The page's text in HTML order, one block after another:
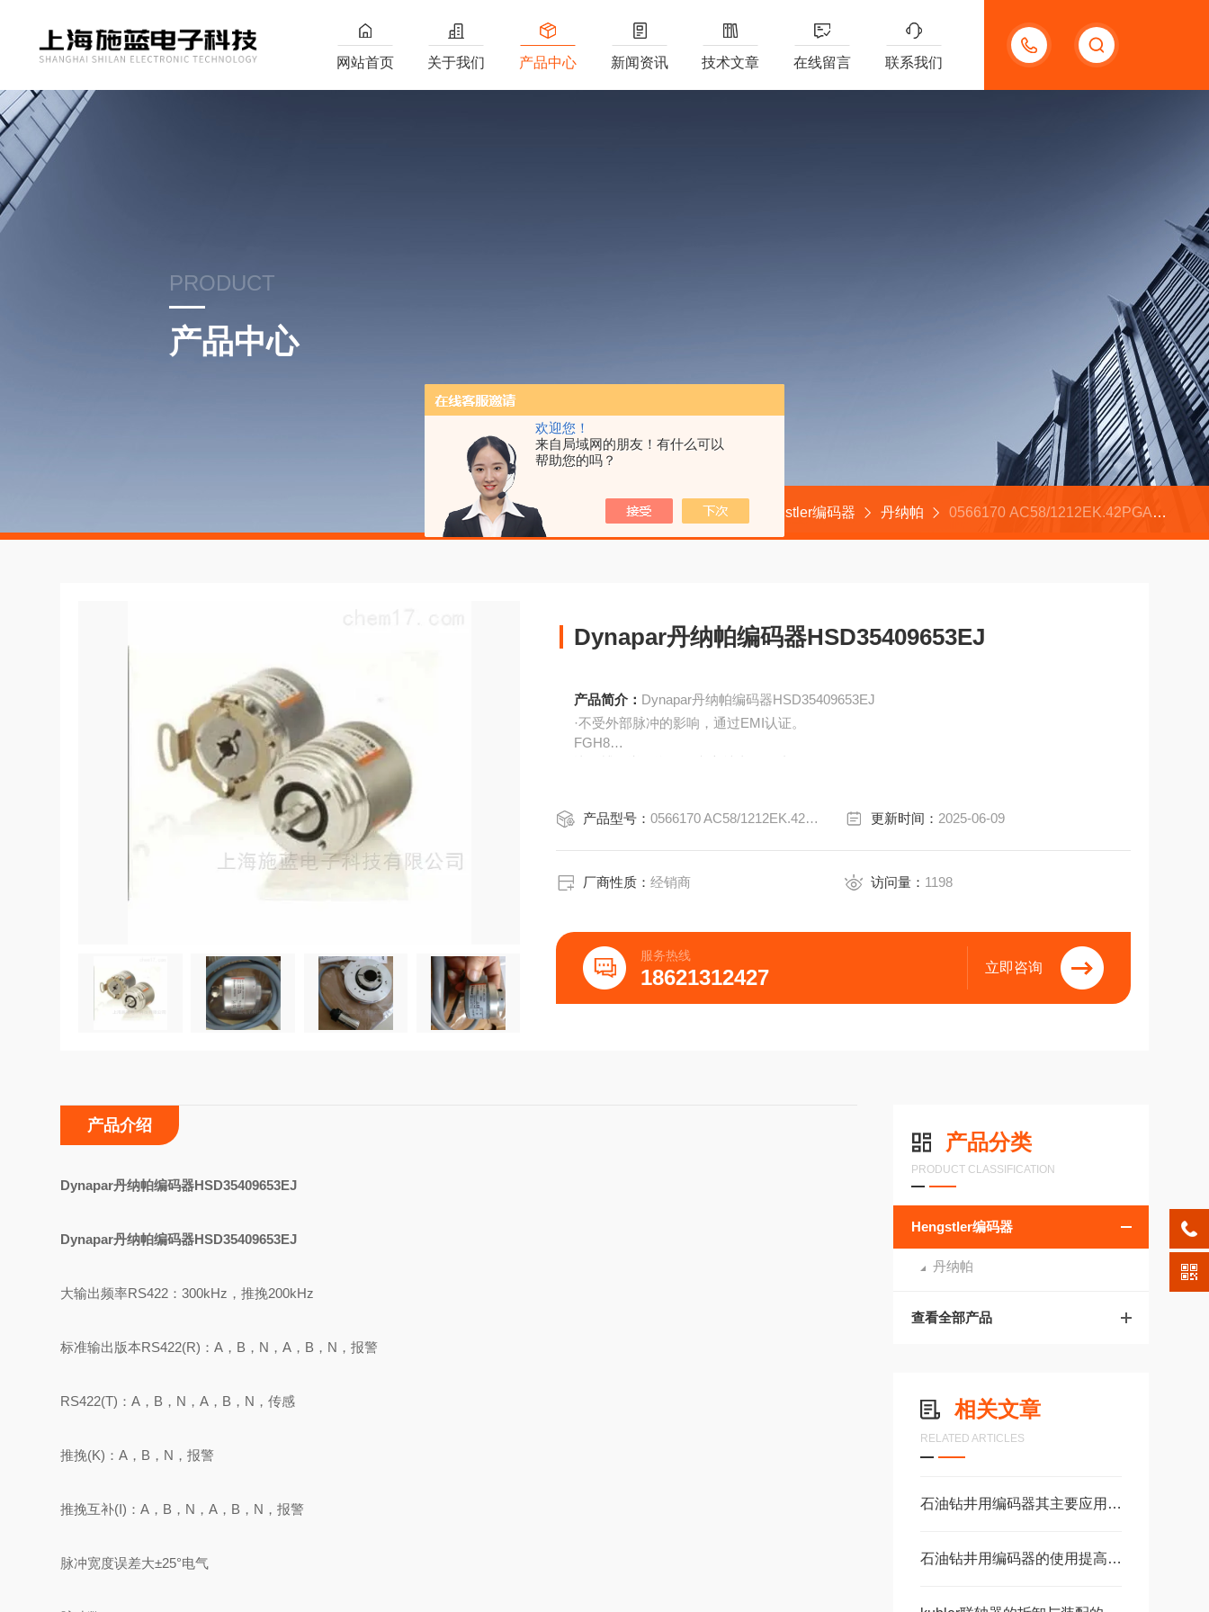
欢迎您！
来自局域网的朋友！有什么可以
帮助您的吗？
18621312427
网站首页 关于我们 产品中心 新闻资讯 技术文章 在线留言 联系我们
PRODUCT
产品中心
首页 产品中心 Hengstler编码器 丹纳帕 0566170 AC58/1212EK.42PGADynapar丹纳帕编码器HSD35409653EJ
Dynapar丹纳帕编码器HSD35409653EJ
产品简介： Dynapar丹纳帕编码器HSD35409653EJ
·不受外部脉冲的影响，通过EMI认证。
FGH8
供电电源12V到30VDC
输出：推挽线路输出，抵抗瞬时短路
产品型号： 0566170 AC58/1212EK.42PGA 更新时间： 2025-06-09
厂商性质：经销商 访问量： 1198
服务热线
18621312427 立即咨询
产品分类
PRODUCT CLASSIFICATION
Hengstler编码器
丹纳帕
查看全部产品
相关文章
RELATED ARTICLES
石油钻井用编码器其主要应用范围包括以下几个核心场景
石油钻井用编码器的使用提高了钻井设备的安全性和可靠性
产品介绍
Dynapar丹纳帕编码器HSD35409653EJ
Dynapar丹纳帕编码器HSD35409653EJ
大输出频率RS422：300kHz，推挽200kHz
标准输出版本RS422(R)：A，B，N，A，B，N，报警
RS422(T)：A，B，N，A，B，N，传感
推挽(K)：A，B，N，报警
推挽互补(I)：A，B，N，A，B，N，报警
脉冲宽度误差大±25°电气